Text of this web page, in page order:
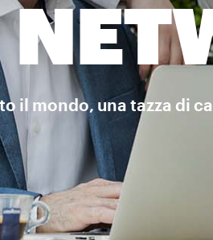
il mondo, una tazza di